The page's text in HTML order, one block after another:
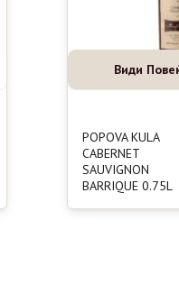
Види
POPOVA KULA
CABERNET
SAUVIGNON
BARRIQUE 0.75L